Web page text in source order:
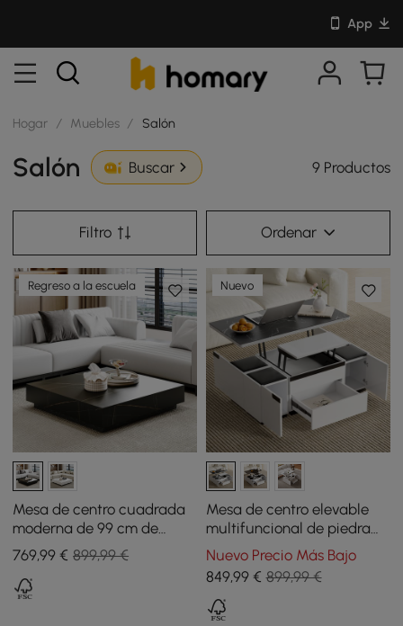
App
Hogar / Muebles / Salón
Salón Buscar 9 Productos
Filtro Ordenar
Regreso a la escuela
Mesa de centro cuadrada
moderna de 99 cm de
bloque de piedra
sinterizada con 2 cajones
769,99 € 899,99 €
Nuevo
Mesa de centro elevable
multifuncional de piedra
sinterizada con
almacenaje y taburetes -
negro
Nuevo Precio Más Bajo
849,99€ 899,99 €